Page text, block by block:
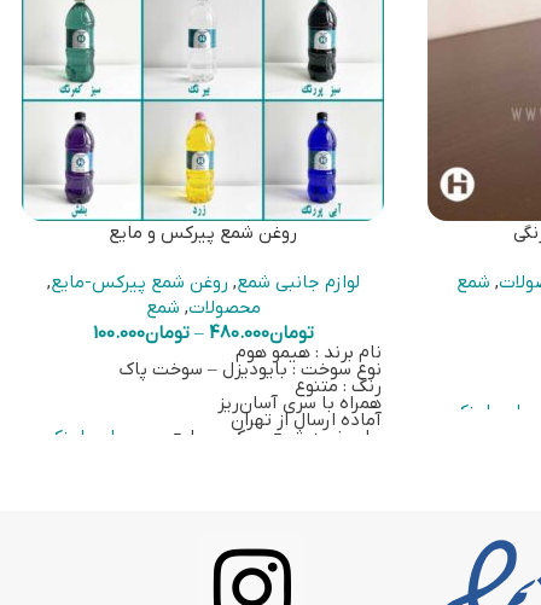
, شمع
این لینک
روغن شمع پیرکس و مایع
لوازم جانبی شمع, روغن شمع پیرکس-مایع,
محصولات, شمع
تومان480.000
– تومان100.000
نام برند : هیمو هوم
نوع سوخت : بایودیزل – سوخت پاک
رنگ : متنوع
همراه با سری آسان‌ریز
آماده ارسال از تهران
برای خرید شمع پیرکس-مایع بر روی این لینک